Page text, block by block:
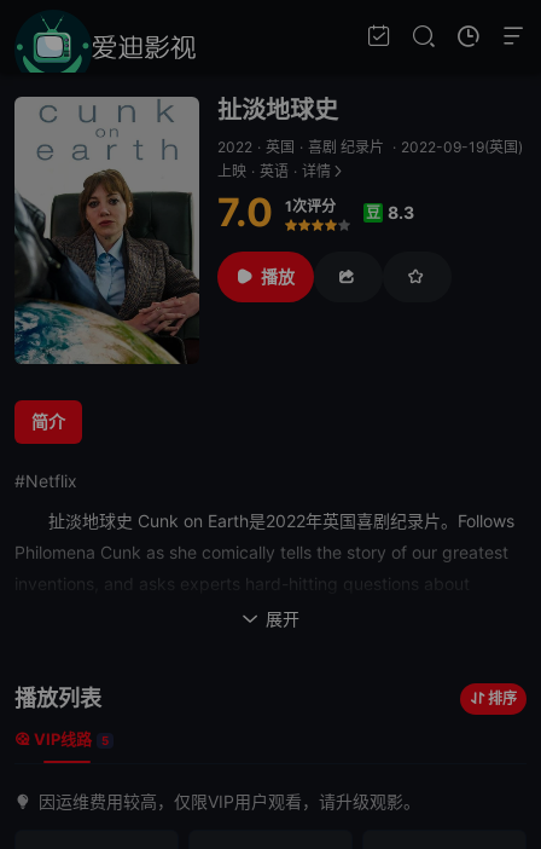
扯淡地球史
2022 · 英国 · 喜剧 纪录片 · 2022-09-19(英国)
上映 · 英语 · 详情
7.0 1次评分
很差
较差
还行推荐力荐
豆 8.3
播放
简介
#Netflix
扯淡地球史 Cunk on Earth是2022年英国喜剧纪录片。Follows
Philomena Cunk as she comically tells the story of our greatest
inventions, and asks experts hard-hitting questions about
 展开
播放列表 排序
VIP线路 5
因运维费用较高，仅限VIP用户观看，请升级观影。